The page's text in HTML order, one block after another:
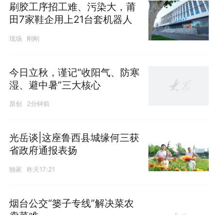
刷胶工序招工难、污染大，莆
田7家鞋企用上21台套机器人
现场 刚刚
今日立秋，谨记“收阳气、防寒
湿、避中暑”三大核心
原创 2分钟前
光岳谈|这座鲁西县城缘何三获
省政府通报表扬
独家 昨天17:21
烟台公交“篓子专线”解决菜农